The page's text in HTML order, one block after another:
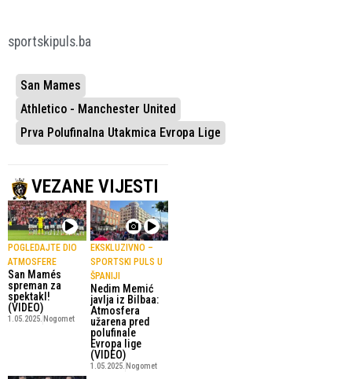
sportskipuls.ba
San Mames
Athletico - Manchester United
Prva Polufinalna Utakmica Evropa Lige
VEZANE VIJESTI
POGLEDAJTE DIO
ATMOSFERE
San Mamés
spreman za
spektakl!
(VIDEO)
1.05.2025. Nogomet
EKSKLUZIVNO –
SPORTSKI PULS U
ŠPANIJI
Nedim Memić
javlja iz Bilbaa:
Atmosfera
užarena pred
polufinale
Evropa lige
(VIDEO)
1.05.2025. Nogomet